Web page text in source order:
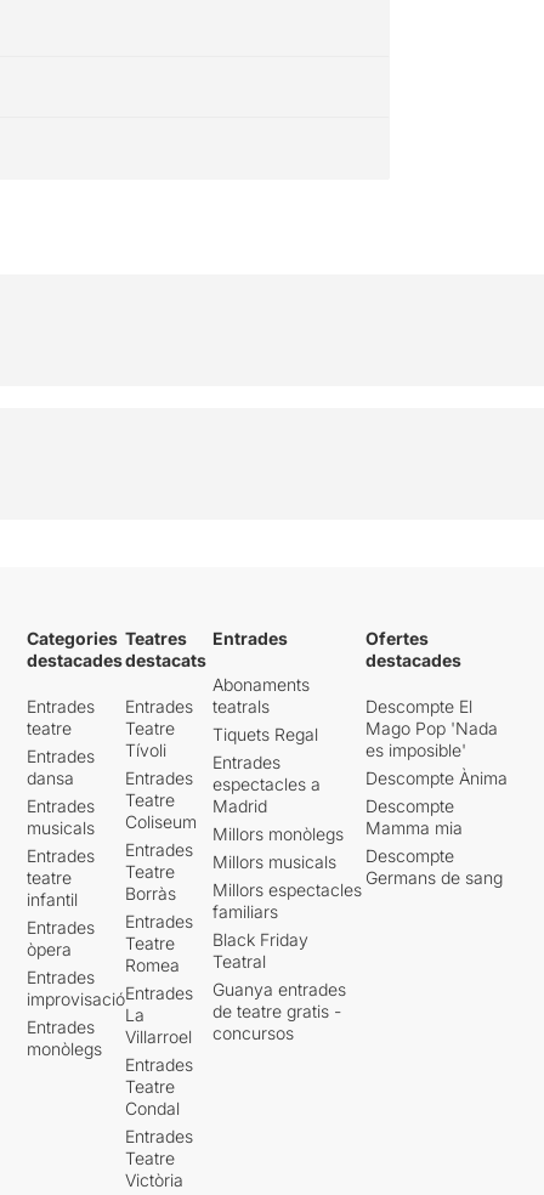
Categories
destacades
Entrades
teatre
Entrades
dansa
Entrades
musicals
Entrades
teatre
infantil
Entrades
òpera
Entrades
improvisació
Entrades
monòlegs
Teatres
destacats
Entrades
Teatre
Tívoli
Entrades
Teatre
Coliseum
Entrades
Teatre
Borràs
Entrades
Teatre
Romea
Entrades
La
Villarroel
Entrades
Teatre
Condal
Entrades
Teatre
Victòria
Entrades
Abonaments
teatrals
Tiquets Regal
Entrades
espectacles a
Madrid
Millors monòlegs
Millors musicals
Millors espectacles
familiars
Black Friday
Teatral
Guanya entrades
de teatre gratis -
concursos
Ofertes
destacades
Descompte El
Mago Pop 'Nada
es imposible'
Descompte Ànima
Descompte
Mamma mia
Descompte
Germans de sang